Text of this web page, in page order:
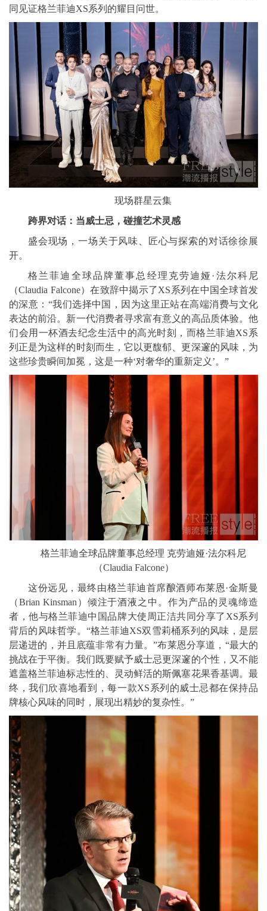
同见证格兰菲迪XS系列的耀目问世。
现场群星云集
跨界对话：当威士忌，碰撞艺术灵感
盛会现场，一场关于风味、匠心与探索的对话徐徐展
开。
格兰菲迪全球品牌董事总经理克劳迪娅·法尔科尼
（Claudia Falcone）在致辞中揭示了XS系列在中国全球首发
的深意：“我们选择中国，因为这里正站在高端消费与文化
表达的前沿。新一代消费者寻求富有意义的高品质体验。他
们会用一杯酒去纪念生活中的高光时刻，而格兰菲迪XS系
列正是为这样的时刻而生，它以更馥郁、更深邃的风味，为
这些珍贵瞬间加冕，这是一种‘对奢华的重新定义’。”
格兰菲迪全球品牌董事总经理 克劳迪娅·法尔科尼
（Claudia Falcone）
这份远见，最终由格兰菲迪首席酿酒师布莱恩·金斯曼
（Brian Kinsman）倾注于酒液之中。作为产品的灵魂缔造
者，他与格兰菲迪中国品牌大使周正洁共同分享了XS系列
背后的风味哲学。“格兰菲迪XS双雪莉桶系列的风味，是层
层递进的，并且底蕴非常有力量。”布莱恩分享道，“最大的
挑战在于平衡。我们既要赋予威士忌更深邃的个性，又不能
遮盖格兰菲迪标志性的、灵动鲜活的斯佩塞花果香基调。最
终，我们欣喜地看到，每一款XS系列的威士忌都在保持品
牌核心风味的同时，展现出精妙的复杂性。”